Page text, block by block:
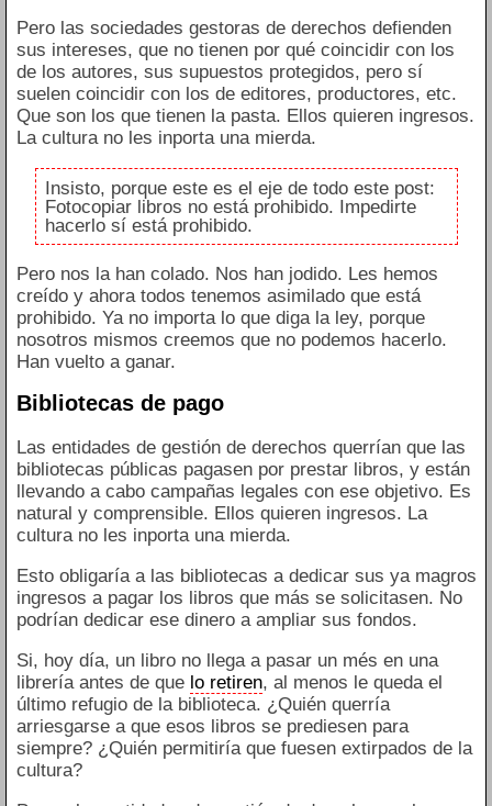
Pero las sociedades gestoras de derechos defienden
sus intereses, que no tienen por qué coincidir con los
de los autores, sus supuestos protegidos, pero sí
suelen coincidir con los de editores, productores, etc.
Que son los que tienen la pasta. Ellos quieren ingresos.
La cultura no les inporta una mierda.
Insisto, porque este es el eje de todo este post:
Fotocopiar libros no está prohibido. Impedirte
hacerlo sí está prohibido.
Pero nos la han colado. Nos han jodido. Les hemos
creído y ahora todos tenemos asimilado que está
prohibido. Ya no importa lo que diga la ley, porque
nosotros mismos creemos que no podemos hacerlo.
Han vuelto a ganar.
Bibliotecas de pago
Las entidades de gestión de derechos querrían que las
bibliotecas públicas pagasen por prestar libros, y están
llevando a cabo campañas legales con ese objetivo. Es
natural y comprensible. Ellos quieren ingresos. La
cultura no les inporta una mierda.
Esto obligaría a las bibliotecas a dedicar sus ya magros
ingresos a pagar los libros que más se solicitasen. No
podrían dedicar ese dinero a ampliar sus fondos.
Si, hoy día, un libro no llega a pasar un més en una
librería antes de que lo retiren, al menos le queda el
último refugio de la biblioteca. ¿Quién querría
arriesgarse a que esos libros se prediesen para
siempre? ¿Quién permitiría que fuesen extirpados de la
cultura?